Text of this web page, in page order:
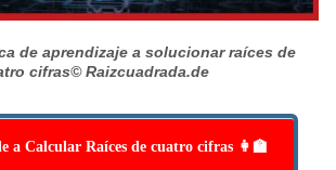
de aprendizaje a solucionar raíces de
cifras© Raizcuadrada.de
a Calcular Raíces de cuatro cifras 👩‍🏫